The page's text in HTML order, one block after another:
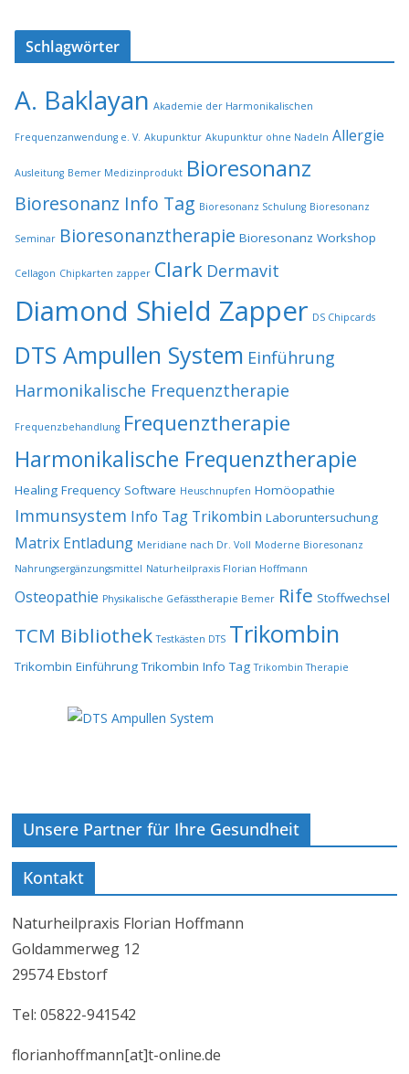
Schlagwörter
A. Baklayan Akademie der Harmonikalischen
Frequenzanwendung e. V. Akupunktur Akupunktur ohne Nadeln Allergie
Ausleitung Bemer Medizinprodukt Bioresonanz
Bioresonanz Info Tag Bioresonanz Schulung Bioresonanz
Seminar Bioresonanztherapie Bioresonanz Workshop
Cellagon Chipkarten zapper Clark Dermavit
Diamond Shield Zapper DS Chipcards
DTS Ampullen System Einführung
Harmonikalische Frequenztherapie
Frequenzbehandlung Frequenztherapie
Harmonikalische Frequenztherapie
Healing Frequency Software Heuschnupfen Homöopathie
Immunsystem Info Tag Trikombin Laboruntersuchung
Matrix Entladung Meridiane nach Dr. Voll Moderne Bioresonanz
Nahrungsergänzungsmittel Naturheilpraxis Florian Hoffmann
Osteopathie Physikalische Gefässtherapie Bemer Rife Stoffwechsel
TCM Bibliothek Testkästen DTS Trikombin
Trikombin Einführung Trikombin Info Tag Trikombin Therapie
Unsere Partner für Ihre Gesundheit
Kontakt
Naturheilpraxis Florian Hoffmann
Goldammerweg 12
29574 Ebstorf
Tel: 05822-941542
florianhoffmann[at]t-online.de